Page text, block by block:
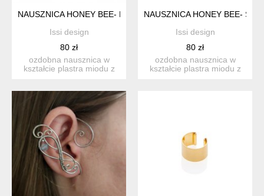
NAUSZNICA HONEY BEE- RÓŻOWE ZŁOTO
Issi design
80 zł
ozdobna nausznica w
kształcie plastra miodu z
NAUSZNICA HONEY BEE-
Issi design
80 zł
ozdobna nausznica w
kształcie plastra miodu z